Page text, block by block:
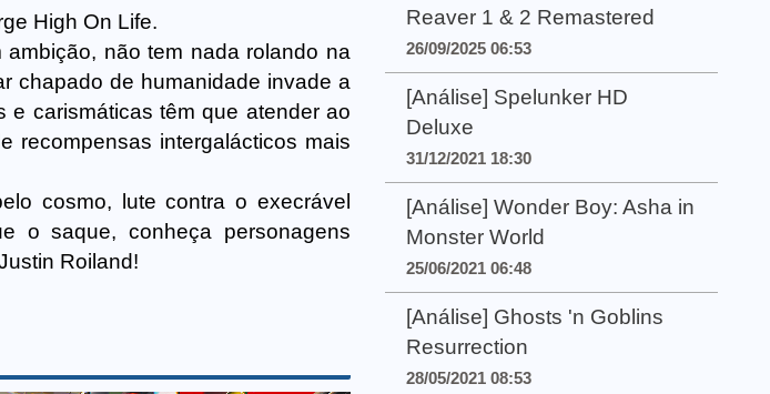
High On Life.
não tem nada rolando na
chapado de humanidade invade a
e carismáticas têm que atender ao
recompensas intergalácticos mais
cosmo, lute contra o execrável
o saque, conheça personagens
Roiland!
Reaver 1 & 2 Remastered
26/09/2025 06:53
[Análise] Spelunker HD
Deluxe
31/12/2021 18:30
[Análise] Wonder Boy: Asha in
Monster World
25/06/2021 06:48
[Análise] Ghosts 'n Goblins
Resurrection
28/05/2021 08:53